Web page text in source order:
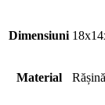
Dimensiuni
Material Rășină